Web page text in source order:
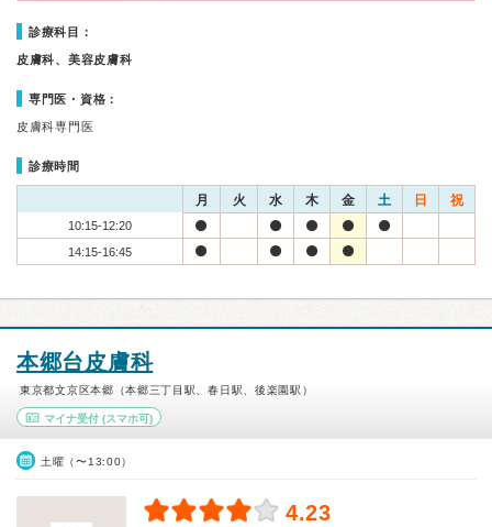
診療科目：
皮膚科、美容皮膚科
専門医・資格：
皮膚科専門医
診療時間
月 火 水 木 金 土 日 祝
10:15-12:20
14:15-16:45
本郷台皮膚科
東京都文京区本郷（本郷三丁目駅、春日駅、後楽園駅）
マイナ受付 (スマホ可)
土曜（〜13:00）
4.23